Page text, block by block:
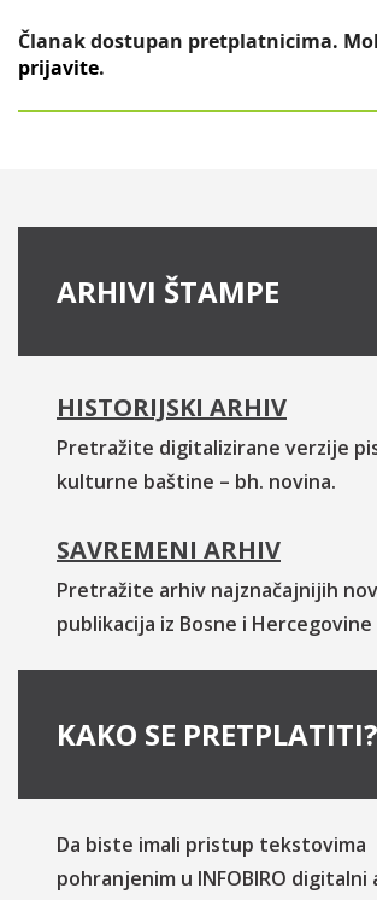
Članak dostupan pretplatnicima.
prijavite.
ARHIVI ŠTAMPE
HISTORIJSKI ARHIV
Pretražite digitalizirane verzije
kulturne baštine – bh. novina.
SAVREMENI ARHIV
Pretražite arhiv najznačajnijih
publikacija iz Bosne i
KAKO SE PRETPLATITI?
Da biste imali pristup tekstovima
pohranjenim u INFOBIRO digitalni